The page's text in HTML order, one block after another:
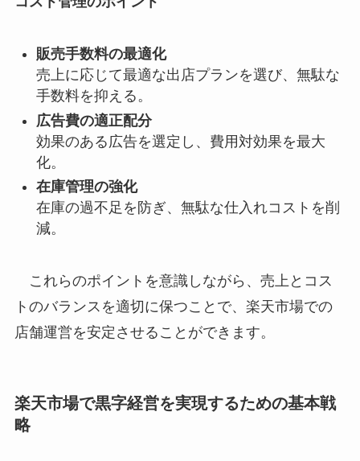
販売手数料の最適化
売上に応じて最適な出店プランを選び、無駄な
手数料を抑える。
広告費の適正配分
効果のある広告を選定し、費用対効果を最大
化。
在庫管理の強化
在庫の過不足を防ぎ、無駄な仕入れコストを削
減。
これらのポイントを意識しながら、売上とコス
トのバランスを適切に保つことで、楽天市場での
店舗運営を安定させることができます。
楽天市場で黒字経営を実現するための基本戦
略